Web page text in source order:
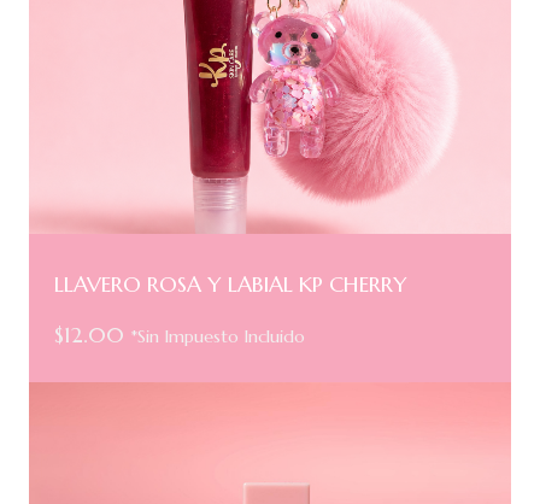
LLAVERO ROSA Y LABIAL KP CHERRY
$12.00 *Sin Impuesto Incluido